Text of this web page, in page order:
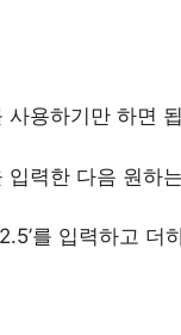
용하기만 하면
력한 다음 원하
를 입력하고 더